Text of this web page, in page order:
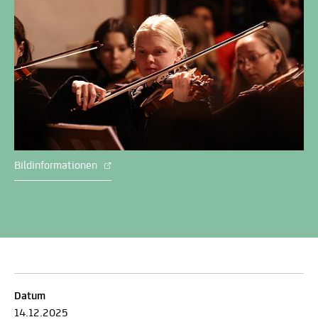
Bildinformationen
Datum
14.12.2025